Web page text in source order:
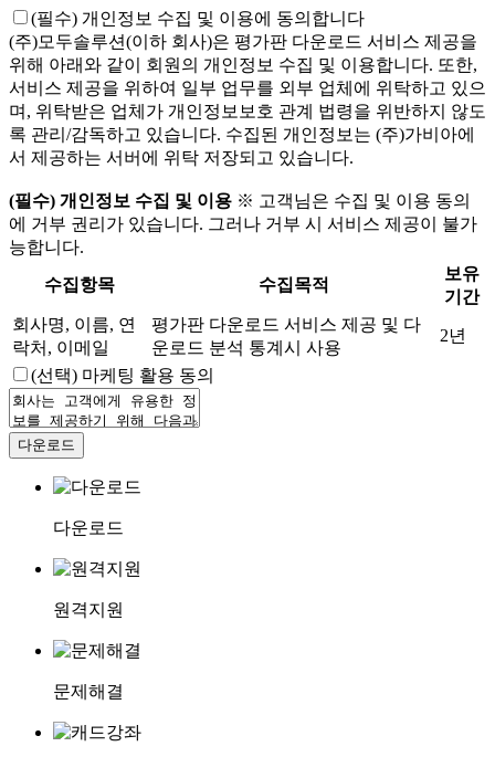
(필수) 개인정보 수집 및 이용에 동의합니다
(주)모두솔루션(이하 회사)은 평가판 다운로드 서비스 제공을
위해 아래와 같이 회원의 개인정보 수집 및 이용합니다. 또한,
서비스 제공을 위하여 일부 업무를 외부 업체에 위탁하고 있으
며, 위탁받은 업체가 개인정보보호 관계 법령을 위반하지 않도
록 관리/감독하고 있습니다. 수집된 개인정보는 (주)가비아에
서 제공하는 서버에 위탁 저장되고 있습니다.
(필수) 개인정보 수집 및 이용 ※ 고객님은 수집 및 이용 동의
에 거부 권리가 있습니다. 그러나 거부 시 서비스 제공이 불가
능합니다.
수집항목
수집목적
보유
기간
회사명, 이름, 연
락처, 이메일
평가판 다운로드 서비스 제공 및 다
운로드 분석 통계시 사용
2년
(선택) 마케팅 활용 동의
다운로드
원격지원
문제해결